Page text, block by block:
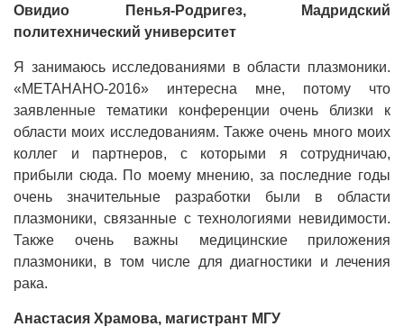
Овидио Пенья-Родригез, Мадридский
политехнический университет
Я занимаюсь исследованиями в области плазмоники.
«МЕТАНАНО-2016» интересна мне, потому что
заявленные тематики конференции очень близки к
области моих исследованиям. Также очень много моих
коллег и партнеров, с которыми я сотрудничаю,
прибыли сюда. По моему мнению, за последние годы
очень значительные разработки были в области
плазмоники, связанные с технологиями невидимости.
Также очень важны медицинские приложения
плазмоники, в том числе для диагностики и лечения
рака.
Анастасия Храмова, магистрант МГУ